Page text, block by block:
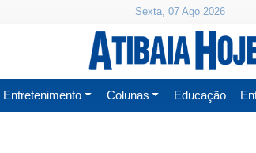
Sexta, 07 Ago 2026
Entretenimento Colunas Educação